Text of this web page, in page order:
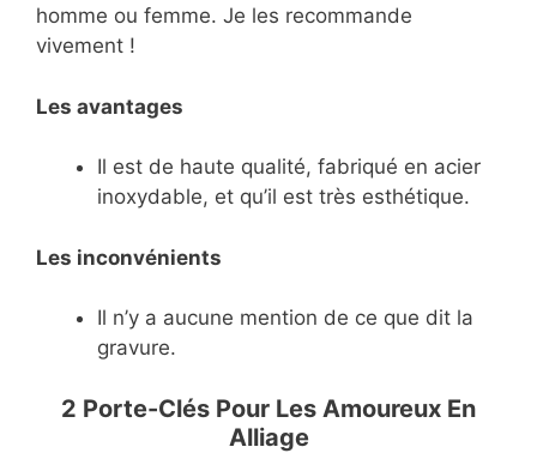
homme ou femme. Je les recommande
vivement !
Les avantages
Il est de haute qualité, fabriqué en acier
inoxydable, et qu’il est très esthétique.
Les inconvénients
Il n’y a aucune mention de ce que dit la
gravure.
2 Porte-Clés Pour Les Amoureux En
Alliage